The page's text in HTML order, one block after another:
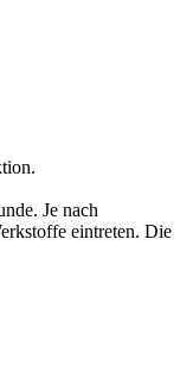
Je nach
eintreten. Die